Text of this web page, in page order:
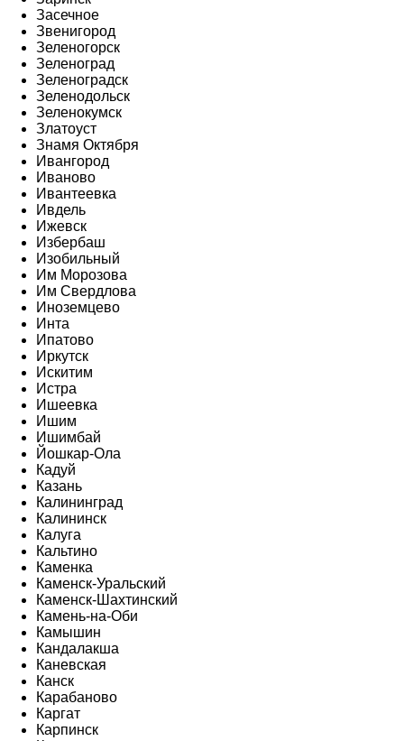
Засечное
Звенигород
Зеленогорск
Зеленоград
Зеленоградск
Зеленодольск
Зеленокумск
Златоуст
Знамя Октября
Ивангород
Иваново
Ивантеевка
Ивдель
Ижевск
Избербаш
Изобильный
Им Морозова
Им Свердлова
Иноземцево
Инта
Ипатово
Иркутск
Искитим
Истра
Ишеевка
Ишим
Ишимбай
Йошкар-Ола
Кадуй
Казань
Калининград
Калининск
Калуга
Кальтино
Каменка
Каменск-Уральский
Каменск-Шахтинский
Камень-на-Оби
Камышин
Кандалакша
Каневская
Канск
Карабаново
Каргат
Карпинск